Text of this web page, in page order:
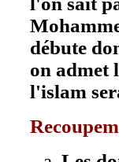
débute
on admet
l'islam